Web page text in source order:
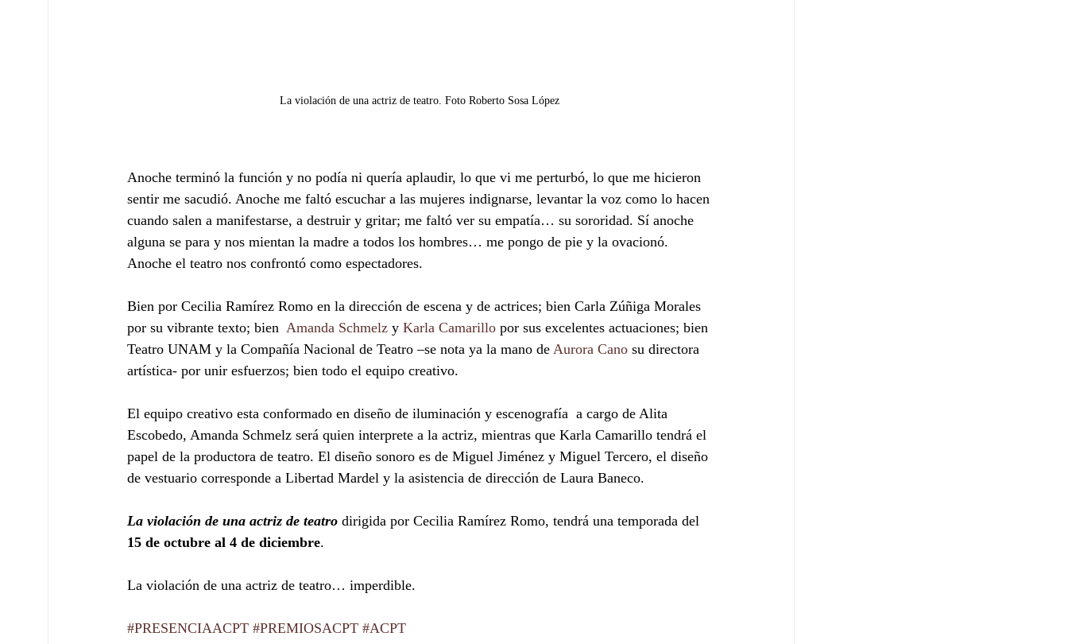
La violación de una actriz de teatro. Foto Roberto Sosa López
Anoche terminó la función y no podía ni quería aplaudir, lo que vi me perturbó, lo que me hicieron
sentir me sacudió. Anoche me faltó escuchar a las mujeres indignarse, levantar la voz como lo hacen
cuando salen a manifestarse, a destruir y gritar; me faltó ver su empatía… su sororidad. Sí anoche
alguna se para y nos mientan la madre a todos los hombres… me pongo de pie y la ovacionó.
Anoche el teatro nos confrontó como espectadores.
Bien por Cecilia Ramírez Romo en la dirección de escena y de actrices; bien Carla Zúñiga Morales
por su vibrante texto; bien Amanda Schmelz y Karla Camarillo por sus excelentes actuaciones; bien
Teatro UNAM y la Compañía Nacional de Teatro –se nota ya la mano de Aurora Cano su directora
artística- por unir esfuerzos; bien todo el equipo creativo.
El equipo creativo esta conformado en diseño de iluminación y escenografía  a cargo de Alita
Escobedo, Amanda Schmelz será quien interprete a la actriz, mientras que Karla Camarillo tendrá el
papel de la productora de teatro. El diseño sonoro es de Miguel Jiménez y Miguel Tercero, el diseño
de vestuario corresponde a Libertad Mardel y la asistencia de dirección de Laura Baneco.
La violación de una actriz de teatro dirigida por Cecilia Ramírez Romo, tendrá una temporada del
15 de octubre al 4 de diciembre.
La violación de una actriz de teatro… imperdible.
#PRESENCIAACPT #PREMIOSACPT #ACPT